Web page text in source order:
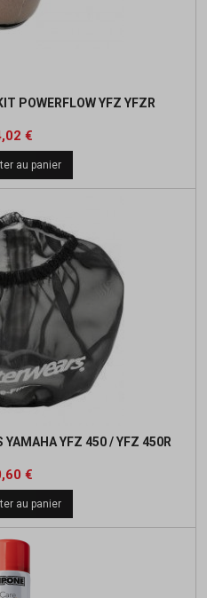
POWERFLOW YFZ YFZR
€
base
au panier
YAMAHA YFZ 450 / YFZ 450R
€
base
au panier